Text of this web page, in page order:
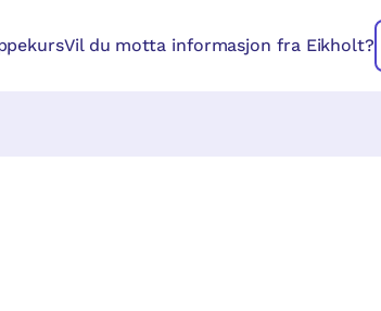
Vil du motta informasjon fra Eikholt?